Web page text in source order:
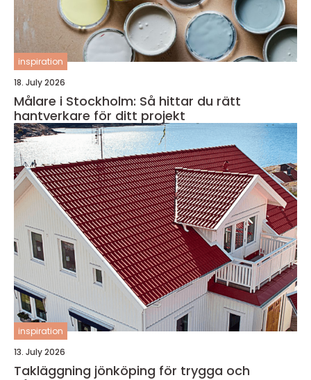
inspiration
18. July 2026
Målare i Stockholm: Så hittar du rätt
hantverkare för ditt projekt
inspiration
13. July 2026
Takläggning jönköping för trygga och